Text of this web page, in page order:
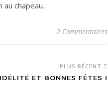
chapeau.
2 Commentaires
PLUS RÉCENT
ET BONNES FÊTES !